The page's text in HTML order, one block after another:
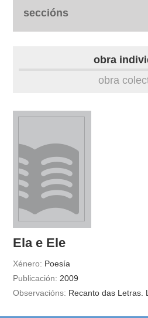
seccións
outros docs
obra
obra
Ela e Ele
Xénero: Poesía
Publicación: 2009
Observacións: Recanto das Letras.